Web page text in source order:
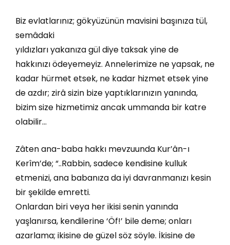
Biz evlatlarınız; gökyüzünün mavisini başınıza tül,
semâdaki
yıldızları yakanıza gül diye taksak yine de
hakkınızı ödeyemeyiz. Annelerimize ne yapsak, ne
kadar hürmet etsek, ne kadar hizmet etsek yine
de azdır; zirâ sizin bize yaptıklarınızın yanında,
bizim size hizmetimiz ancak ummanda bir katre
olabilir…
Zâten ana-baba hakkı mevzuunda Kur’ân-ı
Kerîm’de; “..Rabbin, sadece kendisine kulluk
etmenizi, ana babanıza da iyi davranmanızı kesin
bir şekilde emretti.
Onlardan biri veya her ikisi senin yanında
yaşlanırsa, kendilerine ‘Öf!’ bile deme; onları
azarlama; ikisine de güzel söz söyle. İkisine de